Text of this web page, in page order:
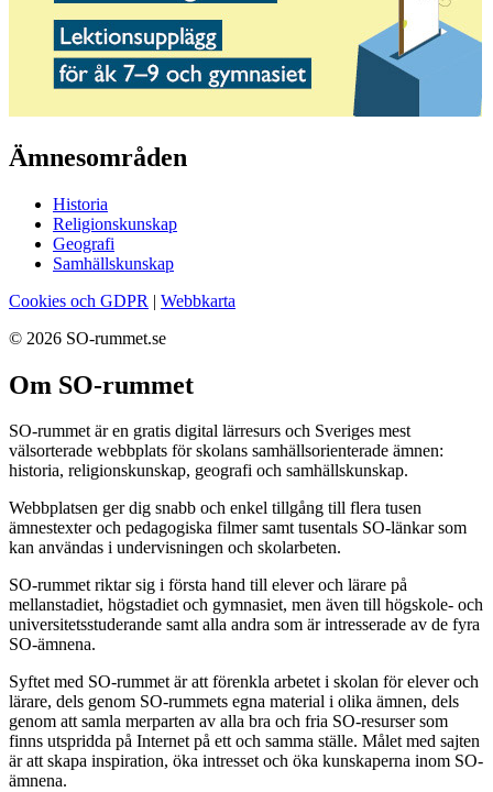
Ämnesområden
Historia
Religionskunskap
Geografi
Samhällskunskap
Cookies och GDPR | Webbkarta
© 2026 SO-rummet.se
Om SO-rummet
SO-rummet är en gratis digital lärresurs och Sveriges mest
välsorterade webbplats för skolans samhällsorienterade ämnen:
historia, religionskunskap, geografi och samhällskunskap.
Webbplatsen ger dig snabb och enkel tillgång till flera tusen
ämnestexter och pedagogiska filmer samt tusentals SO-länkar som
kan användas i undervisningen och skolarbeten.
SO-rummet riktar sig i första hand till elever och lärare på
mellanstadiet, högstadiet och gymnasiet, men även till högskole- och
universitetsstuderande samt alla andra som är intresserade av de fyra
SO-ämnena.
Syftet med SO-rummet är att förenkla arbetet i skolan för elever och
lärare, dels genom SO-rummets egna material i olika ämnen, dels
genom att samla merparten av alla bra och fria SO-resurser som
finns utspridda på Internet på ett och samma ställe. Målet med sajten
är att skapa inspiration, öka intresset och öka kunskaperna inom SO-
ämnena.